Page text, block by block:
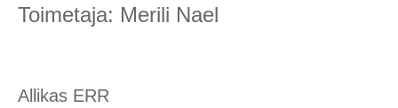
Toimetaja: Merili Nael
Allikas ERR